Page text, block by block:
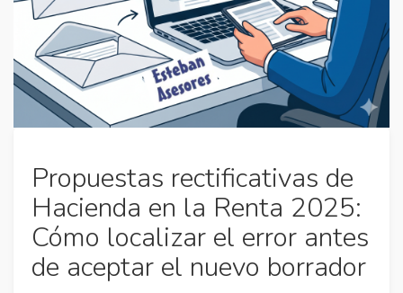
Propuestas rectificativas de
Hacienda en la Renta 2025:
Cómo localizar el error antes
de aceptar el nuevo borrador